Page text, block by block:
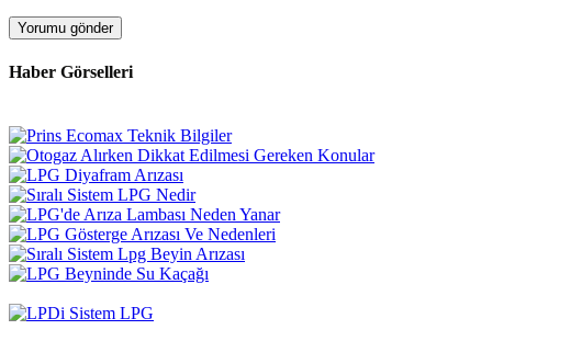
Haber Görselleri